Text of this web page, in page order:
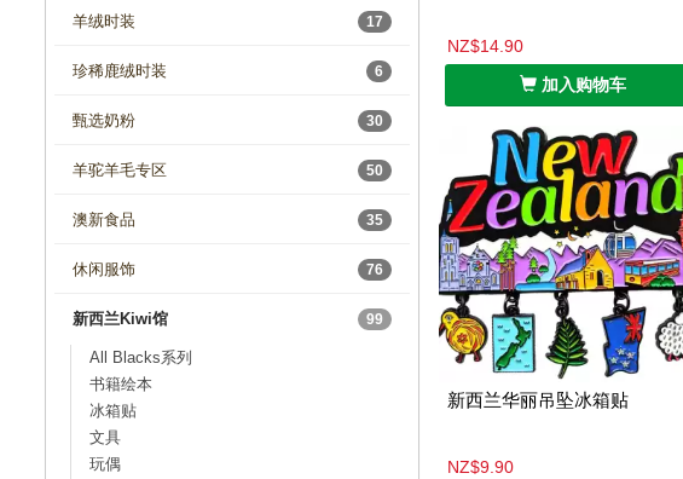
17
羊绒时装
6
珍稀鹿绒时装
30
甄选奶粉
50
羊驼羊毛专区
35
澳新食品
76
休闲服饰
99
新西兰Kiwi馆
All Blacks系列
书籍绘本
冰箱贴
文具
玩偶
NZ$14.90
加入购物车
新西兰华丽吊坠冰箱贴
NZ$9.90